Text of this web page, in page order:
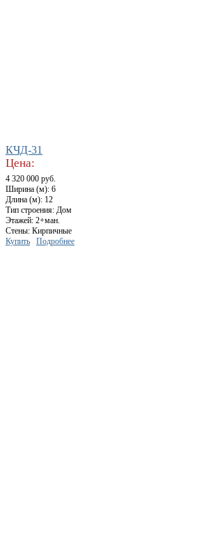
КЧД-31
Цена:
4 320 000 руб.
Ширина (м): 6
Длина (м): 12
Тип строения: Дом
Этажей: 2+ман.
Стены: Кирпичные
Купить
Подробнее